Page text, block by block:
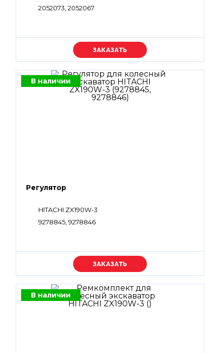
2052073, 2052067
Уточняйте цену
В наличии
Регулятор
HITACHI ZX190W-3
9278845, 9278846
Уточняйте цену
В наличии